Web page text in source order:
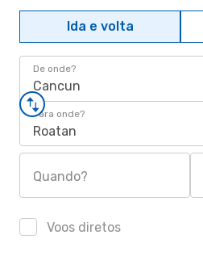
Ida e volta
De onde?
Cancun
Para onde?
Roatan
Quando?
Voos diretos